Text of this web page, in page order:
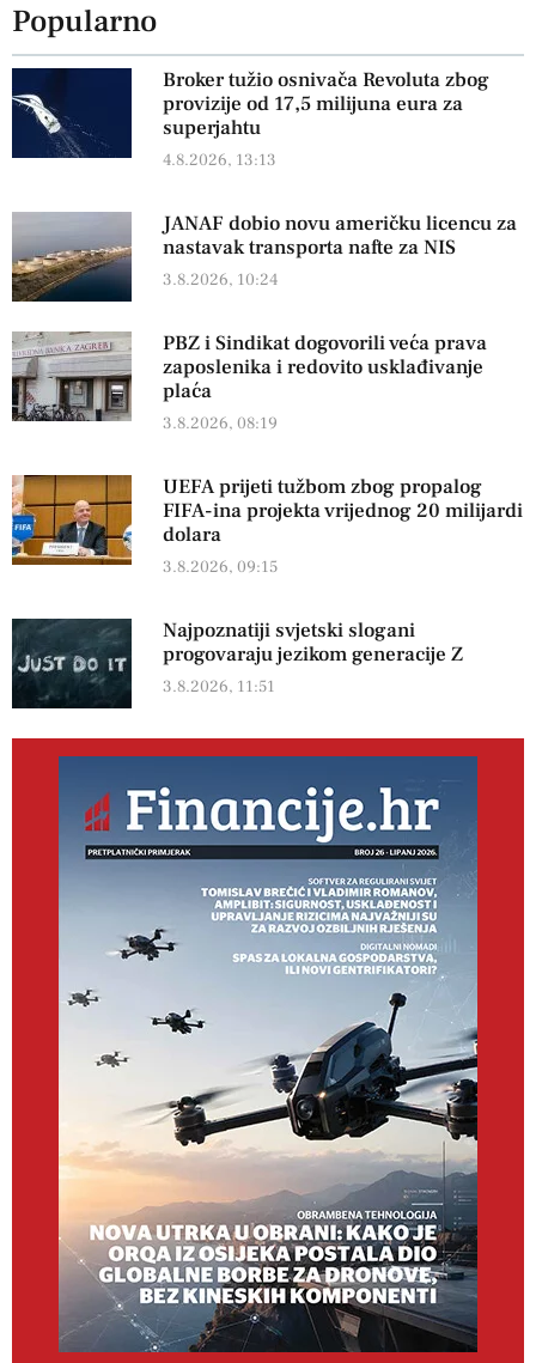
Popularno
Broker tužio osnivača Revoluta zbog
provizije od 17,5 milijuna eura za
superjahtu
4.8.2026, 13:13
JANAF dobio novu američku licencu za
nastavak transporta nafte za NIS
3.8.2026, 10:24
PBZ i Sindikat dogovorili veća prava
zaposlenika i redovito usklađivanje
plaća
3.8.2026, 08:19
UEFA prijeti tužbom zbog propalog
FIFA-ina projekta vrijednog 20 milijardi
dolara
3.8.2026, 09:15
Najpoznatiji svjetski slogani
progovaraju jezikom generacije Z
3.8.2026, 11:51